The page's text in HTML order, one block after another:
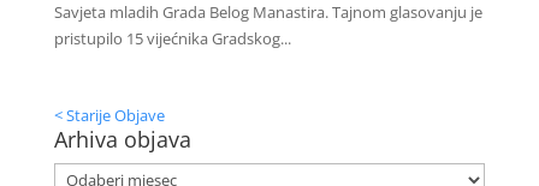
Savjeta mladih Grada Belog Manastira. Tajnom glasovanju je
pristupilo 15 vijećnika Gradskog...
< Starije Objave
Arhiva objava